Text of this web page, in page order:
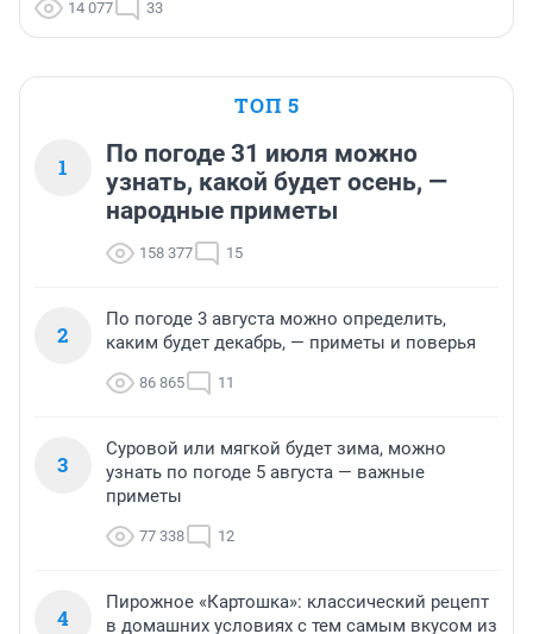
14 077 33
ТОП 5
1
По погоде 31 июля можно
узнать, какой будет осень, —
народные приметы
158 377 15
2
По погоде 3 августа можно определить,
каким будет декабрь, — приметы и поверья
86 865 11
3
Суровой или мягкой будет зима, можно
узнать по погоде 5 августа — важные
приметы
77 338 12
4
Пирожное «Картошка»: классический рецепт
в домашних условиях с тем самым вкусом из